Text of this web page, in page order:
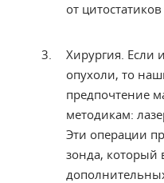
от
Хирургия. Если
опухоли, то
предпочтение
методикам:
Эти операции
зонда, который